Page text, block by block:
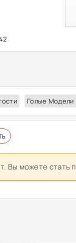
Голые Модели
Вы можете стать